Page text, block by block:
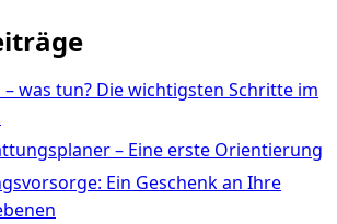
was tun? Die wichtigsten Schritte im
– Eine erste Orientierung
Ein Geschenk an Ihre